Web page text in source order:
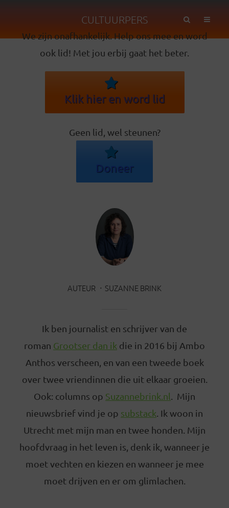
CULTUURPERS
We zijn onafhankelijk. Help ons mee en word
ook lid! Met jou erbij gaat het beter.
Klik hier en word lid
Geen lid, wel steunen?
Doneer
AUTEUR SUZANNE BRINK
Ik ben journalist en schrijver van de
roman Grootser dan ik die in 2016 bij Ambo
Anthos verscheen, en van een tweede boek
over twee vriendinnen die uit elkaar groeien.
Ook: columns op Suzannebrink.nl . Mijn
nieuwsbrief vind je op substack . Ik woon in
Utrecht met mijn man en twee honden. Mijn
hoofdvraag in het leven is, denk ik, wanneer je
moet vechten en kiezen en wanneer je mee
moet drijven en er om glimlachen.